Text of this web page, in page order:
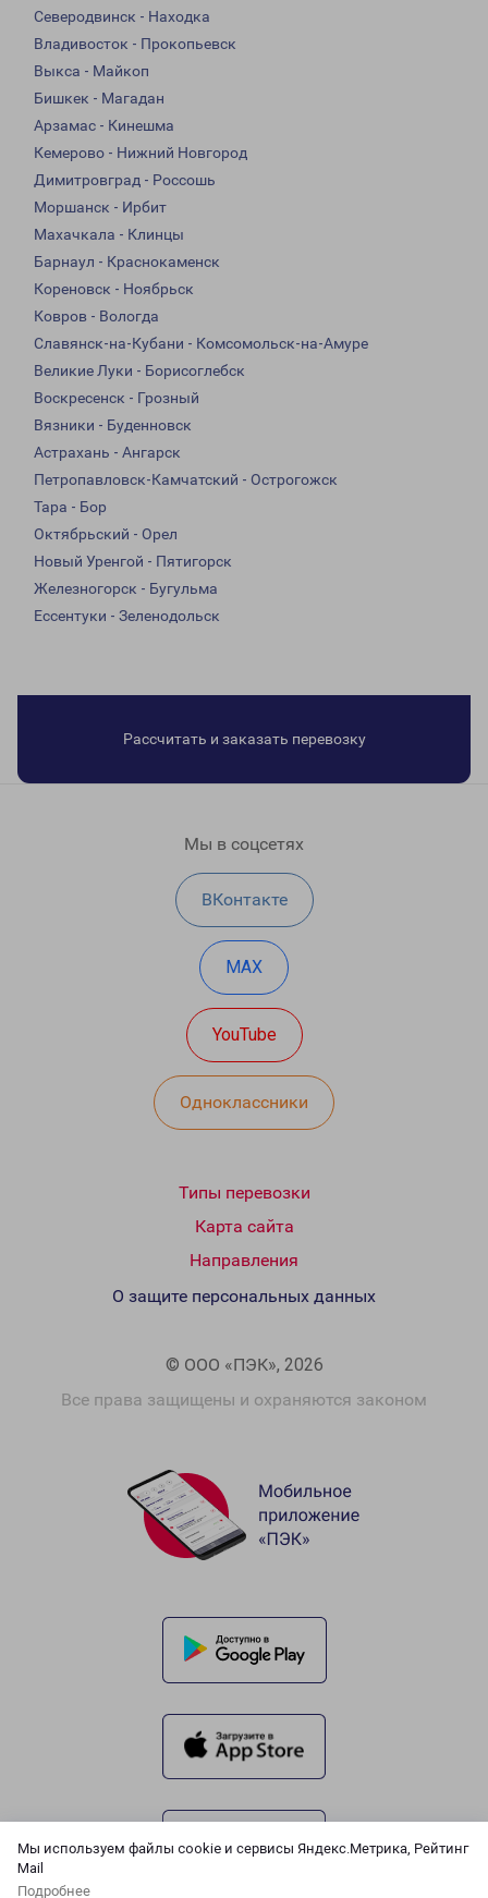
Мы используем файлы cookie и сервисы Яндекс.Метрика, Рейтинг
Mail
Подробнее
Северодвинск - Находка
Владивосток - Прокопьевск
Выкса - Майкоп
Бишкек - Магадан
Арзамас - Кинешма
Кемерово - Нижний Новгород
Димитровград - Россошь
Моршанск - Ирбит
Махачкала - Клинцы
Барнаул - Краснокаменск
Кореновск - Ноябрьск
Ковров - Вологда
Славянск-на-Кубани - Комсомольск-на-Амуре
Великие Луки - Борисоглебск
Воскресенск - Грозный
Вязники - Буденновск
Астрахань - Ангарск
Петропавловск-Камчатский - Острогожск
Тара - Бор
Октябрьский - Орел
Новый Уренгой - Пятигорск
Железногорск - Бугульма
Ессентуки - Зеленодольск
Рассчитать и заказать перевозку
Мы в соцсетях
ВКонтакте
MAX
YouTube
Одноклассники
Типы перевозки
Карта сайта
Направления
© ООО «ПЭК», 2026
Все права защищены и охраняются законом
О защите персональных данных